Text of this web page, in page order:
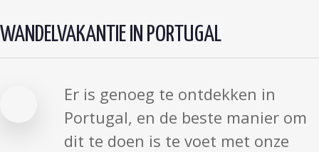
wandelvakanties
WANDELVAKANTIE IN PORTUGAL
Er is genoeg te ontdekken in
Portugal, en de beste manier om
dit te doen is te voet met onze